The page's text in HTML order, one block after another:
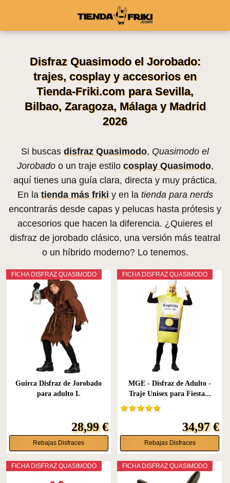
Disfraz Quasimodo el Jorobado:
trajes, cosplay y accesorios en
Tienda-Friki.com para Sevilla,
Bilbao, Zaragoza, Málaga y Madrid
2026
Si buscas disfraz Quasimodo, Quasimodo el
Jorobadoo un traje estilo cosplay Quasimodo,
aquí tienes una guía clara, directa y muy práctica.
En la tienda más friki y en la tienda para nerds
encontrarás desde capas y pelucas hasta prótesis y
accesorios que hacen la diferencia. ¿Quieres el
disfraz de jorobado clásico, una versión más teatral
o un híbrido moderno? Lo tenemos.
FICHA DISFRAZ QUASIMODO
Guirca Disfraz de Jorobado
para adulto L
28,99 €
Rebajas Disfraces
FICHA DISFRAZ QUASIMODO
MGE - Disfraz de Adulto -
Traje Unisex para Fiesta...
34,97 €
Rebajas Disfraces
FICHA DISFRAZ QUASIMODO FICHA DISFRAZ QUASIMODO